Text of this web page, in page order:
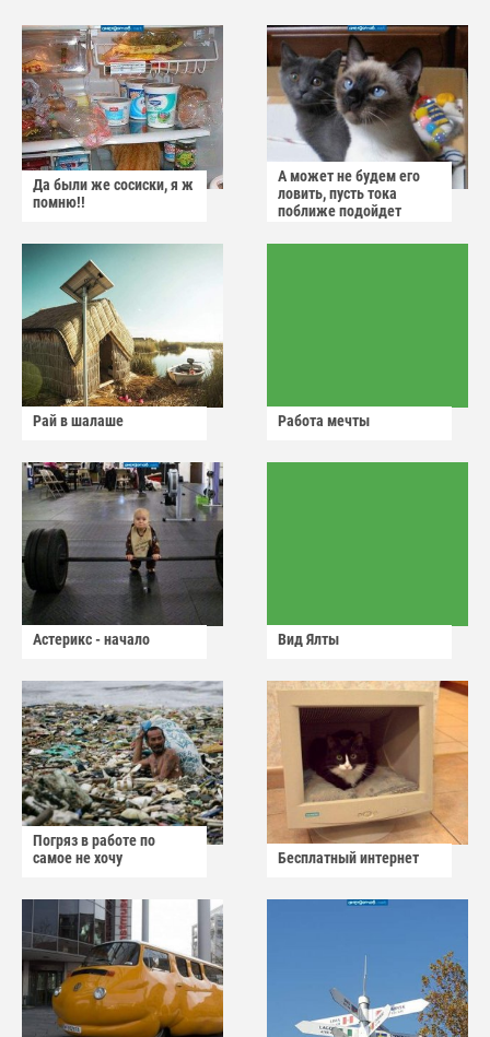
Да были же сосиски, я ж
помню!!
А может не будем его
ловить, пусть тока
поближе подойдет
Рай в шалаше Работа мечты
Астерикс - начало Вид Ялты
Погряз в работе по
самое не хочу
Бесплатный интернет